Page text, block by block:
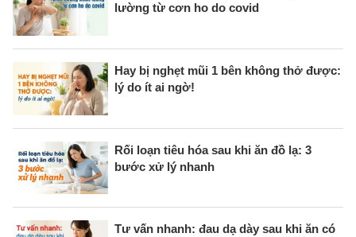
lường từ cơn ho do covid
Hay bị nghẹt mũi 1 bên không thở được:
lý do ít ai ngờ!
Rối loạn tiêu hóa sau khi ăn đồ lạ: 3
bước xử lý nhanh
Tư vấn nhanh: đau dạ dày sau khi ăn có